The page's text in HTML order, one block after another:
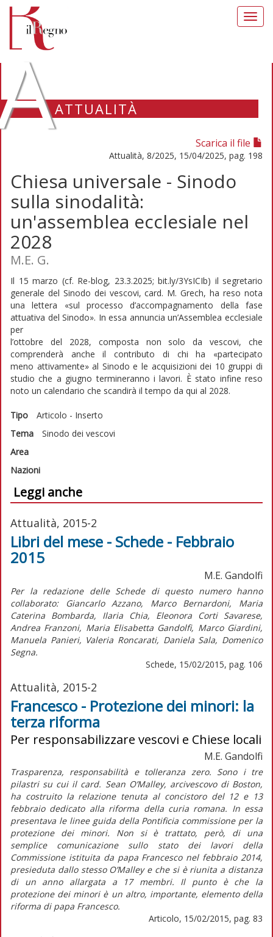
ATTUALITÀ
Scarica il file
Attualità, 8/2025, 15/04/2025, pag. 198
Chiesa universale - Sinodo
sulla sinodalità:
un'assemblea ecclesiale nel
2028
M.E. G.
Il 15 marzo (cf. Re-blog, 23.3.2025; bit.ly/3YsICIb) il segretario
generale del Sinodo dei vescovi, card. M. Grech, ha reso nota
una lettera «sul processo d’accompagnamento della fase
attuativa del Sinodo». In essa annuncia un’Assemblea ecclesiale
per
l’ottobre del 2028, composta non solo da vescovi, che
comprenderà anche il contributo di chi ha «partecipato
meno attivamente» al Sinodo e le acquisizioni dei 10 gruppi di
studio che a giugno termineranno i lavori. È stato infine reso
noto un calendario che scandirà il tempo da qui al 2028.
Tipo
Articolo - Inserto
Tema
Sinodo dei vescovi
Area
Nazioni
Leggi anche
Attualità, 2015-2
Libri del mese - Schede - Febbraio
2015
M.E. Gandolfi
Per la redazione delle Schede di questo numero hanno
collaborato: Giancarlo Azzano, Marco Bernardoni, Maria
Caterina Bombarda, Ilaria Chia, Eleonora Corti Savarese,
Andrea Franzoni, Maria Elisabetta Gandolfi, Marco Giardini,
Manuela Panieri, Valeria Roncarati, Daniela Sala, Domenico
Segna.
Schede, 15/02/2015, pag. 106
Attualità, 2015-2
Francesco - Protezione dei minori: la
terza riforma
Per responsabilizzare vescovi e Chiese locali
M.E. Gandolfi
Trasparenza, responsabilità e tolleranza zero. Sono i tre
pilastri su cui il card. Sean O’Malley, arcivescovo di Boston,
ha costruito la relazione tenuta al concistoro del 12 e 13
febbraio dedicato alla riforma della curia romana. In essa
presentava le linee guida della Pontificia commissione per la
protezione dei minori. Non si è trattato, però, di una
semplice comunicazione sullo stato dei lavori della
Commissione istituita da papa Francesco nel febbraio 2014,
presieduta dallo stesso O’Malley e che si è riunita a distanza
di un anno allargata a 17 membri. Il punto è che la
protezione dei minori è un altro, importante, elemento della
riforma di papa Francesco.
Articolo, 15/02/2015, pag. 83